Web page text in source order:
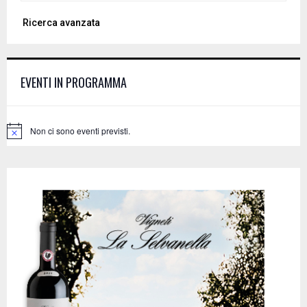
r
o
Ricerca avanzata
EVENTI IN PROGRAMMA
N
Non ci sono eventi previsti.